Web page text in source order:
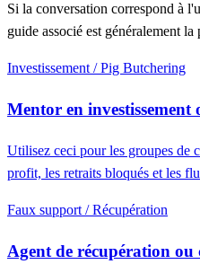
Si la conversation correspond à
guide associé est généralement
Investissement / Pig Butchering
Mentor en investissement
Utilisez ceci pour les groupes de
profit, les retraits bloqués et les
Faux support / Récupération
Agent de récupération